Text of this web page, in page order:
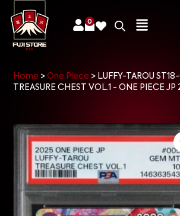
0
Home >One Piece > LUFFY-TAROU
TREASURE CHEST VOL.1 - ONE PIECE JP